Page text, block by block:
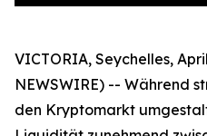
VICTORIA, Seychelles,
NEWSWIRE) -- Während
den Kryptomarkt